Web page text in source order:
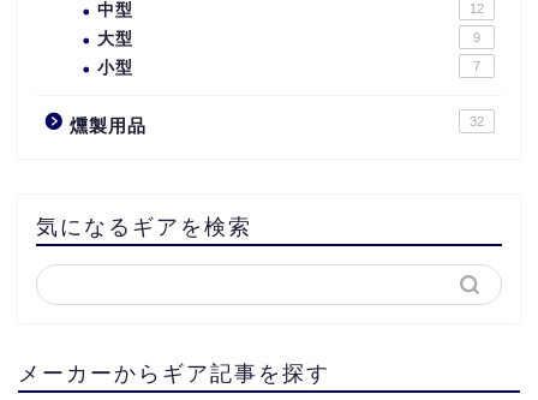
中型 12
大型 9
小型 7
燻製用品 32
気になるギアを検索
メーカーからギア記事を探す